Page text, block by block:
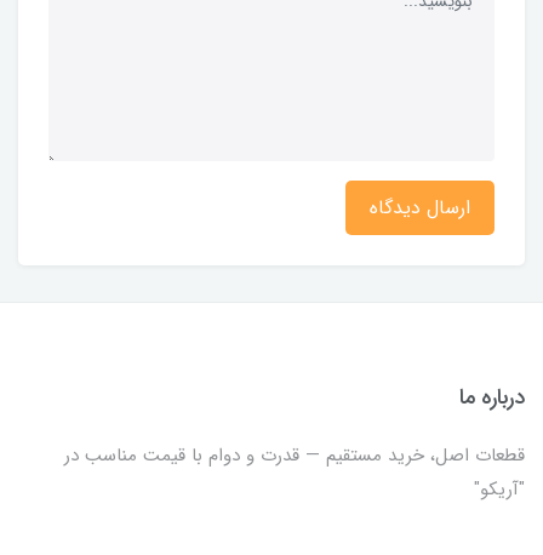
ارسال دیدگاه
درباره ما
قطعات اصل، خرید مستقیم — قدرت و دوام با قیمت مناسب در
"آریکو"